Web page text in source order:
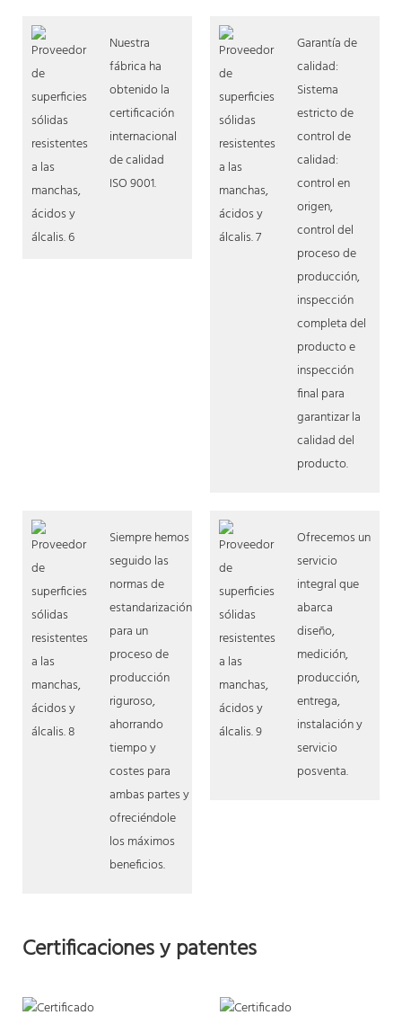
Nuestra
fábrica ha
obtenido la
certificación
internacional
de calidad
ISO 9001.
Garantía de
calidad:
Sistema
estricto de
control de
calidad:
control en
origen,
control del
proceso de
producción,
inspección
completa del
producto e
inspección
final para
garantizar la
calidad del
producto.
Siempre hemos
seguido las
normas de
estandarización
para un
proceso de
producción
riguroso,
ahorrando
tiempo y
costes para
ambas partes y
ofreciéndole
los máximos
beneficios.
Ofrecemos un
servicio
integral que
abarca
diseño,
medición,
producción,
entrega,
instalación y
servicio
posventa.
Certificaciones y patentes